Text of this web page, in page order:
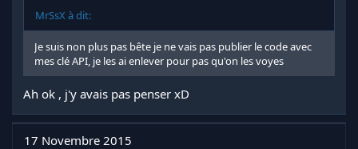
MrSsX à dit:
Je suis non plus pas bête je ne vais pas publier le code avec
mes clé API, je les ai enlever pour pas qu'on les voyes
Ah ok , j'y avais pas penser xD
17 Novembre 2015